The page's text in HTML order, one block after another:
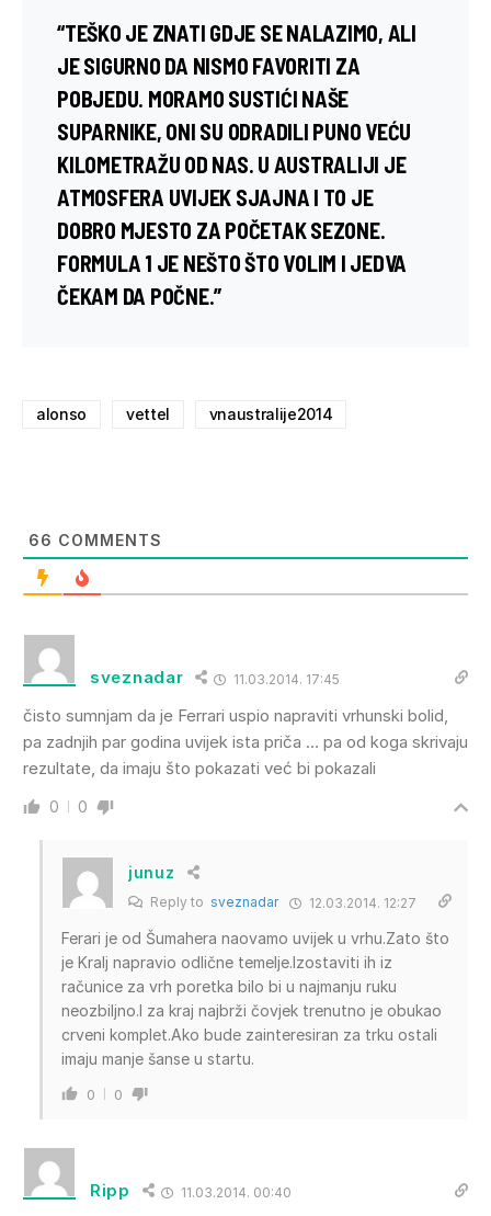
“TEŠKO JE ZNATI GDJE SE NALAZIMO, ALI
JE SIGURNO DA NISMO FAVORITI ZA
POBJEDU. MORAMO SUSTIĆI NAŠE
SUPARNIKE, ONI SU ODRADILI PUNO VEĆU
KILOMETRAŽU OD NAS. U AUSTRALIJI JE
ATMOSFERA UVIJEK SJAJNA I TO JE
DOBRO MJESTO ZA POČETAK SEZONE.
FORMULA 1 JE NEŠTO ŠTO VOLIM I JEDVA
ČEKAM DA POČNE.”
alonso vettel vnaustralije2014
66 COMMENTS
sveznadar 11.03.2014. 17:45
čisto sumnjam da je Ferrari uspio napraviti vrhunski bolid,
pa zadnjih par godina uvijek ista priča … pa od koga skrivaju
rezultate, da imaju što pokazati već bi pokazali
0 0
junuz
Reply to sveznadar 12.03.2014. 12:27
Ferari je od Šumahera naovamo uvijek u vrhu.Zato što
je Kralj napravio odlične temelje.Izostaviti ih iz
računice za vrh poretka bilo bi u najmanju ruku
neozbiljno.I za kraj najbrži čovjek trenutno je obukao
crveni komplet.Ako bude zainteresiran za trku ostali
imaju manje šanse u startu.
0 0
Ripp 11.03.2014. 00:40